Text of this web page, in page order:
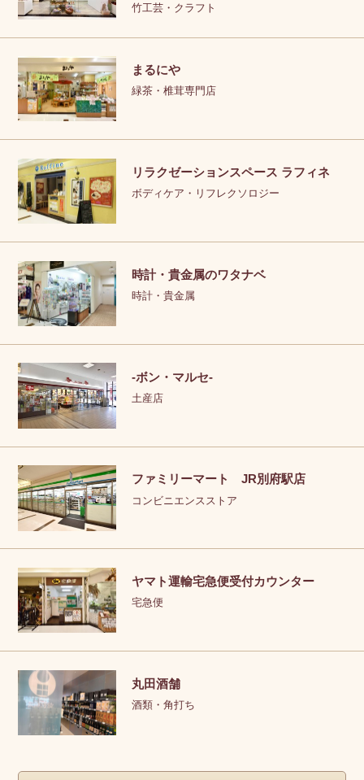
竹工芸・クラフト
まるにや
緑茶・椎茸専門店
リラクゼーションスペース ラフィネ
ボディケア・リフレクソロジー
時計・貴金属のワタナベ
時計・貴金属
-ボン・マルセ-
土産店
ファミリーマート JR別府駅店
コンビニエンスストア
ヤマト運輸宅急便受付カウンター
宅急便
丸田酒舗
酒類・角打ち